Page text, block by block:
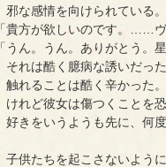
邪な感情を向けられている
「貴方が欲しいのです。……ヴ
「うん。うん。ありがとう。
それは酷く臆病な誘いだっ
触れることは酷く辛かった
けれど彼女は傷つくことを
好きをいうようも先に、何
子供たちを起こさないように